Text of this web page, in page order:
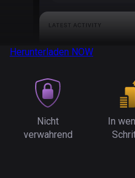
Herunterladen NOW
Nicht
verwahrend
In